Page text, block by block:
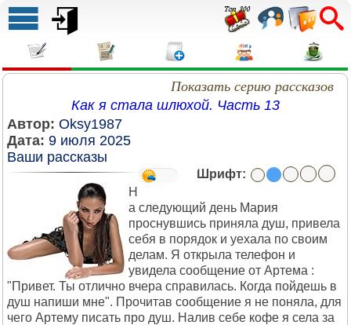
Показать серию рассказов
Как я стала шлюхой. Часть 13
Автор: Oksy1987
Дата: 9 июля 2025
Ваши рассказы
Шрифт:
Н
а следующий день Мария
проснувшись приняла душ, привела
себя в порядок и уехала по своим
делам. Я открыла телефон и
увидела сообщение от Артема :
"Привет. Ты отлично вчера справилась. Когда пойдешь в
душ напиши мне". Прочитав сообщение я не поняла, для
чего Артему писать про душ. Налив себе кофе я села за